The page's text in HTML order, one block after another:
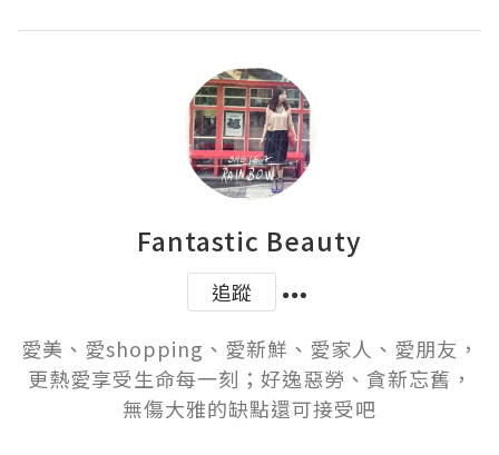
Fantastic Beauty
追蹤
愛美、愛shopping、愛新鮮、愛家人、愛朋友，
更熱愛享受生命每一刻；好逸惡勞、貪新忘舊，
無傷大雅的缺點還可接受吧